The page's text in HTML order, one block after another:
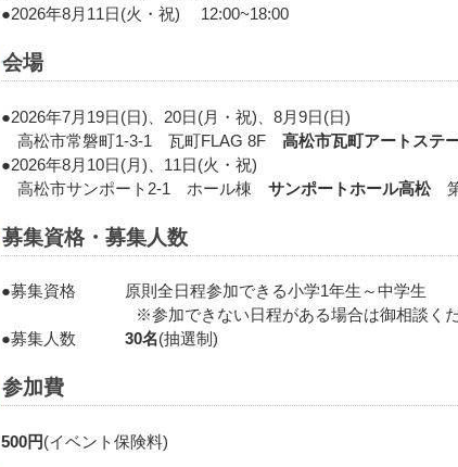
●2026年8月11日(火・祝) 12:00~18:00
会場
●2026年7月19日(日)、20日(月・祝)、8月9日(日)
高松市常磐町1-3-1 瓦町FLAG 8F 高松市瓦町アートステ
●2026年8月10日(月)、11日(火・祝)
高松市サンポート2-1 ホール棟 サンポートホール高松第
募集資格・募集人数
●募集資格 原則全日程参加できる小学1年生～中学生
※参加できない日程がある場合は御相談くだ
●募集人数 30名(抽選制)
参加費
500円(イベント保険料)